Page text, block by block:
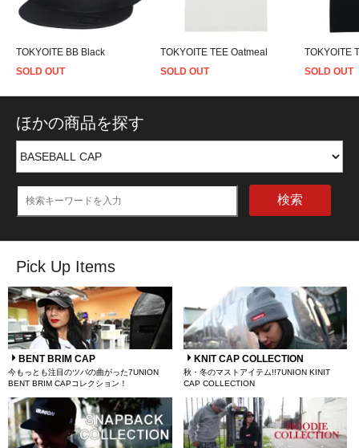
TOKYOITE BB Black
SOLD OUT
TOKYOITE TEE Oatmeal
SOLD OUT
TOKYOITE
SOLD OUT
ほかの商品を探す
検索
Pick Up Items
BENT BRIM CAP
今もっとも注目のツバの曲がった7UNION
BENT BRIM CAPコレクション！
KNIT CAP COLLECTION
秋・冬のマストアイテム!!7UNION KINIT
CAP COLLECTION